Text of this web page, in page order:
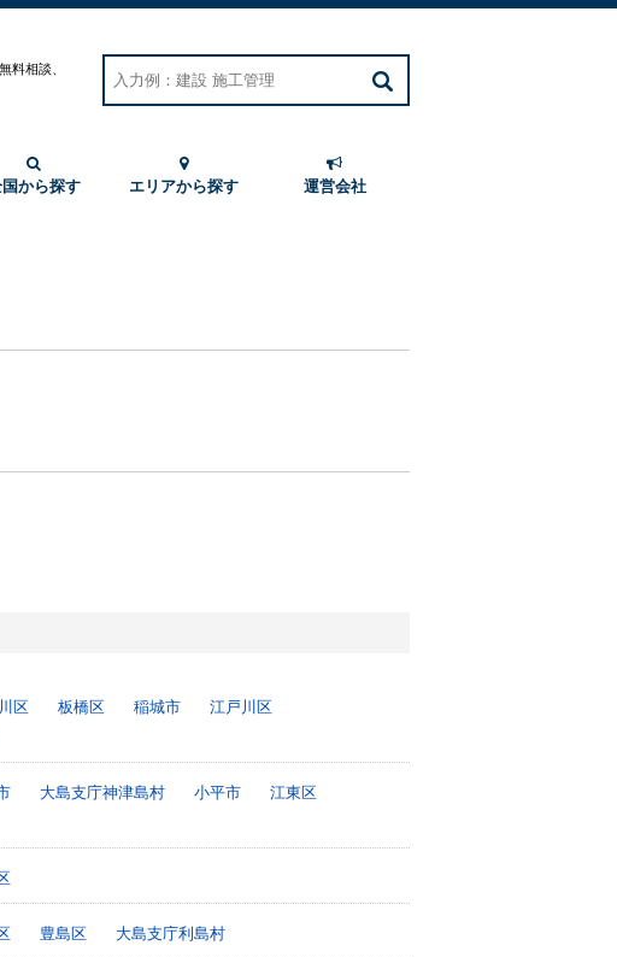
料相談、
から探す エリアから探す 運営会社
区 板橋区 稲城市
江戸川区
大島支庁神津島村 小平市
江東区
豊島区 大島支庁利島村